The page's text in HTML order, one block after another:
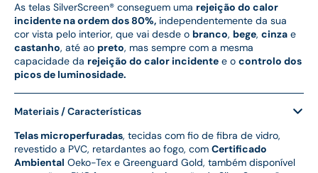
As telas SilverScreen® conseguem uma rejeição do calor
incidente na ordem dos 80%, independentemente da sua
cor vista pelo interior, que vai desde o branco, bege, cinza e
castanho, até ao preto, mas sempre com a mesma
capacidade da rejeição do calor incidente e o controlo dos
picos de luminosidade.
Materiais / Características
Telas microperfuradas, tecidas com fio de fibra de vidro,
revestido a PVC, retardantes ao fogo, com Certificado
Ambiental Oeko-Tex e Greenguard Gold, também disponível